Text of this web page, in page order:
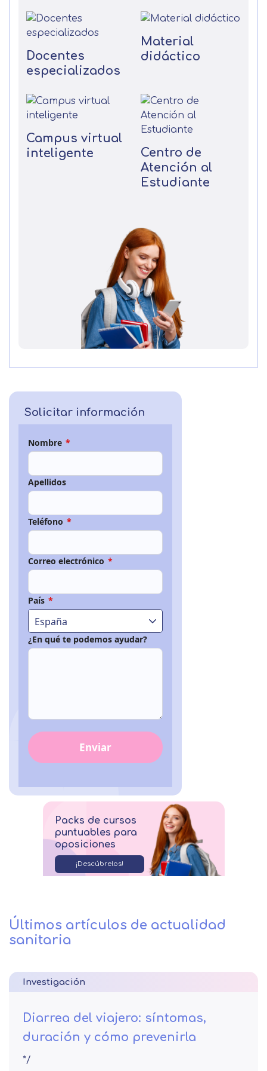
Docentes
especializados
Material
didáctico
Campus virtual
inteligente
Centro de
Atención al
Estudiante
Solicitar información
Nombre *
Apellidos
Teléfono *
Correo electrónico *
País *
España
¿En qué te podemos ayudar?
Enviar
Packs de cursos
puntuables para
oposiciones
¡Descúbrelos!
Últimos artículos de actualidad
sanitaria
Investigación
Diarrea del viajero: síntomas,
duración y cómo prevenirla
*/
Acepto el tratamiento de mis datos con la
finalidad prevista en la información
Leer más